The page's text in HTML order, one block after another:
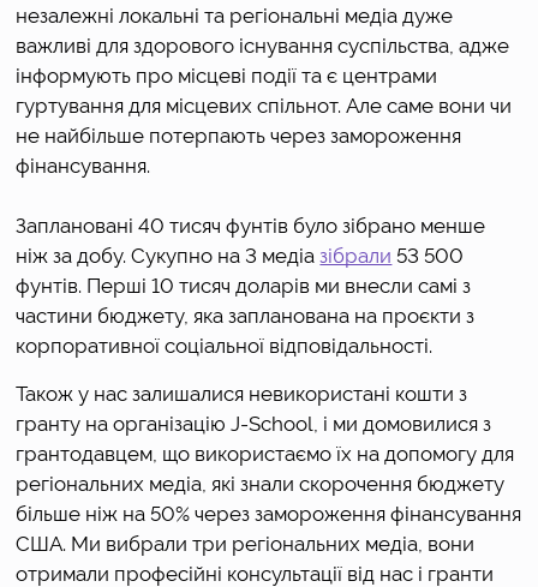
незалежні локальні та регіональні медіа дуже
важливі для здорового існування суспільства, адже
інформують про місцеві події та є центрами
гуртування для місцевих спільнот. Але саме вони чи
не найбільше потерпають через замороження
фінансування.
Заплановані 40 тисяч фунтів було зібрано менше
ніж за добу. Сукупно на 3 медіа зібрали 53 500
фунтів. Перші 10 тисяч доларів ми внесли самі з
частини бюджету, яка запланована на проєкти з
корпоративної соціальної відповідальності.
Також у нас залишалися невикористані кошти з
гранту на організацію J-School, і ми домовилися з
грантодавцем, що використаємо їх на допомогу для
регіональних медіа, які знали скорочення бюджету
більше ніж на 50% через замороження фінансування
США. Ми вибрали три регіональних медіа, вони
отримали професійні консультації від нас і гранти